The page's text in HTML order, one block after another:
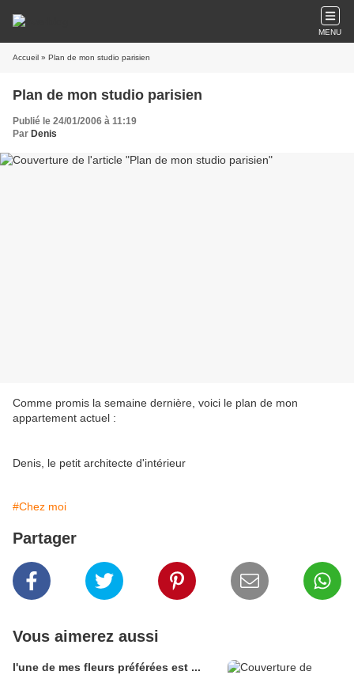
MENU
Accueil » Plan de mon studio parisien
Plan de mon studio parisien
Publié le 24/01/2006 à 11:19
Par Denis
Comme promis la semaine dernière, voici le plan de mon
appartement actuel :
Denis, le petit architecte d'intérieur
#Chez moi
Partager
Vous aimerez aussi
l'une de mes fleurs préférées est ...